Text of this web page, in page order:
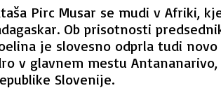
Pirc Musar se mudi v Afriki,
Ob prisotnosti
je slovesno odprla tudi novo
v glavnem mestu
Slovenije.